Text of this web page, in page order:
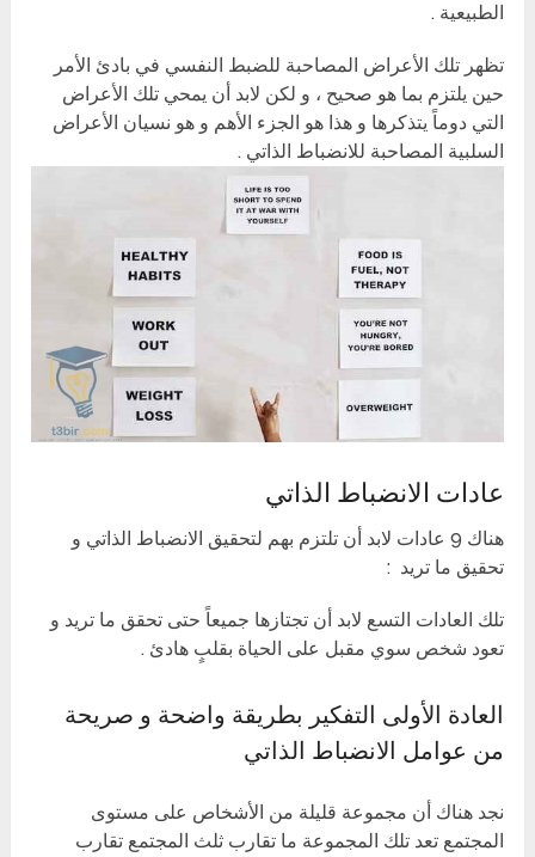
الطبيعية .
تظهر تلك الأعراض المصاحبة للضبط النفسي في بادئ الأمر
حين يلتزم بما هو صحيح ، و لكن لابد أن يمحي تلك الأعراض
التي دوماً يتذكرها و هذا هو الجزء الأهم و هو نسيان الأعراض
السلبية المصاحبة للانضباط الذاتي .
عادات الانضباط الذاتي
هناك 9 عادات لابد أن تلتزم بهم لتحقيق الانضباط الذاتي و
تحقيق ما تريد :
تلك العادات التسع لابد أن تجتازها جميعاً حتى تحقق ما تريد و
تعود شخص سوي مقبل على الحياة بقلبٍ هادئ .
العادة الأولى التفكير بطريقة واضحة و صريحة
من عوامل الانضباط الذاتي
نجد هناك أن مجموعة قليلة من الأشخاص على مستوى
المجتمع تعد تلك المجموعة ما تقارب ثلث المجتمع تقارب